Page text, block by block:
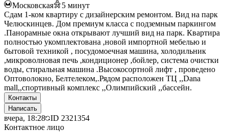
Московская 5 минут
Сдам 1-ком квартиру с дизайнерским ремонтом. Вид на парк
Челюскинцев. Дом премиум класса с подземным паркингом
.Панорамные окна открывают лучший вид на парк. Квартира
полностью укомплектована ,новой импортной мебелью и
бытовой техникой , посудомоечная машина, холодильник
,микроволновая печь ,кондиционер ,бойлер, система очистки
воды, стиральная машина .Высокосортной лифт , проведено
Оптоволокно, Белтелеком,.Рядом расположен ТЦ ,,Dana
mall,,спортивный комплекс ,,Олимпийский ,,бассейн.
Контакты
Написать
вчера, 18:28 ID 2321354
Контактное лицо